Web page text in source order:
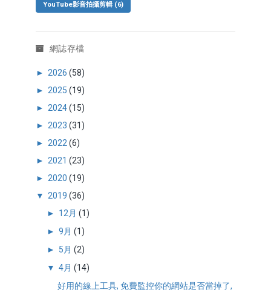
YouTube影音拍攝剪輯 (6)
網誌存檔
► 2026 (58)
► 2025 (19)
► 2024(15)
► 2023 (31)
► 2022(6)
► 2021 (23)
► 2020 (19)
▼ 2019 (36)
► 12月(1)
►9月(1)
► 5月(2)
▼4月(14)
好用的線上工具, 免費監控你的網站是否當掉了,